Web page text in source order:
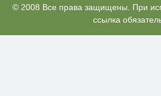
© 2008 Все права защищены. При
ссылка
Этот танец невесты
без слов! Пересмотрела 10